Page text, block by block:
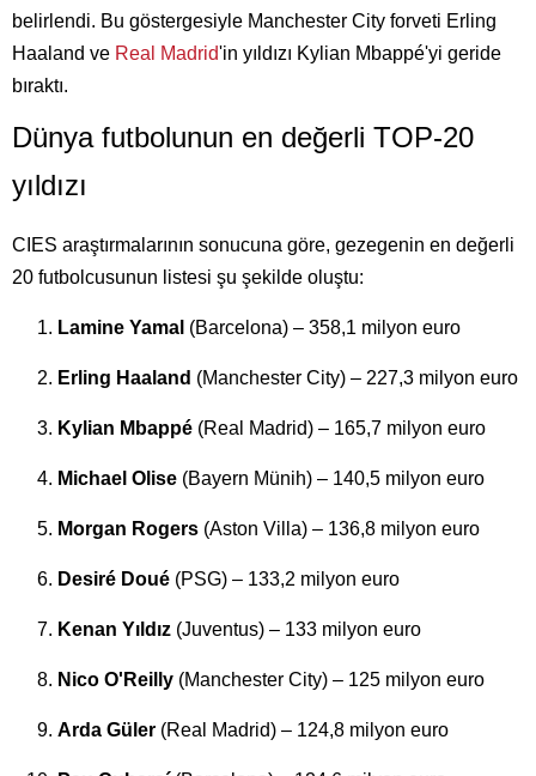
belirlendi. Bu göstergesiyle Manchester City forveti Erling
Haaland ve Real Madrid'in yıldızı Kylian Mbappé'yi geride
bıraktı.
Dünya futbolunun en değerli TOP-20
yıldızı
CIES araştırmalarının sonucuna göre, gezegenin en değerli
20 futbolcusunun listesi şu şekilde oluştu:
Lamine Yamal (Barcelona) – 358,1 milyon euro
Erling Haaland (Manchester City) – 227,3 milyon euro
Kylian Mbappé (Real Madrid) – 165,7 milyon euro
Michael Olise (Bayern Münih) – 140,5 milyon euro
Morgan Rogers (Aston Villa) – 136,8 milyon euro
Desiré Doué (PSG) – 133,2 milyon euro
Kenan Yıldız (Juventus) – 133 milyon euro
Nico O'Reilly (Manchester City) – 125 milyon euro
Arda Güler (Real Madrid) – 124,8 milyon euro